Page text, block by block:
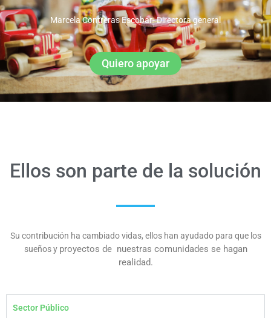
Marcela Contreras Escobar- Directora general
Quiero apoyar
Ellos son parte de la solución
Su contribución ha cambiado vidas, ellos han ayudado para que los
sueños y proyectos de nuestras comunidades se hagan
realidad.
Sector Público